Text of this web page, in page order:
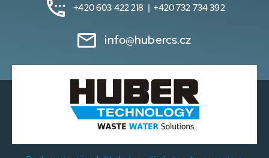
+420 603 422 218 | +420 732 734 392
info@hubercs.cz